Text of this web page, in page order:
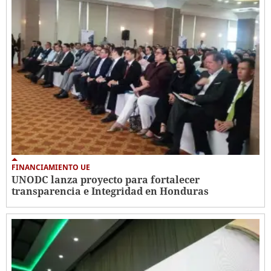
FINANCIAMIENTO UE
UNODC lanza proyecto para fortalecer
transparencia e Integridad en Honduras